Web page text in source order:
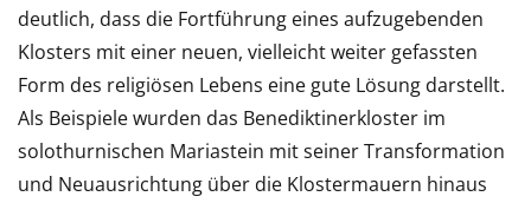
deutlich, dass die Fortführung eines aufzugebenden
Klosters mit einer neuen, vielleicht weiter gefassten
Form des religiösen Lebens eine gute Lösung darstellt.
Als Beispiele wurden das Benediktinerkloster im
solothurnischen Mariastein mit seiner Transformation
und Neuausrichtung über die Klostermauern hinaus